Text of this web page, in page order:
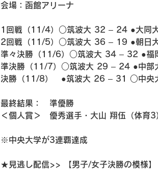
会場：函館アリーナ
1回戦（11/4）○筑波大 32 – 24 ●大同
2回戦（11/5）○筑波大 36 – 19 ●朝日
準々決勝（11/6）○筑波大 34 – 32 ●福
準決勝（11/7）○筑波大 29 – 24 ●中部
決勝（11/8）　●筑波大 26 – 31 ○中央
最終結果：　準優勝
＜個人賞＞　優秀選手・大山 翔伍（体育
※中央大学が3連覇達成
★見逃し配信>> 【男子/女子決勝の模様】